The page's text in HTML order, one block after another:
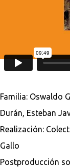
Familia: Oswaldo
Durán, Esteban
Realización:
Gallo
Postproducción